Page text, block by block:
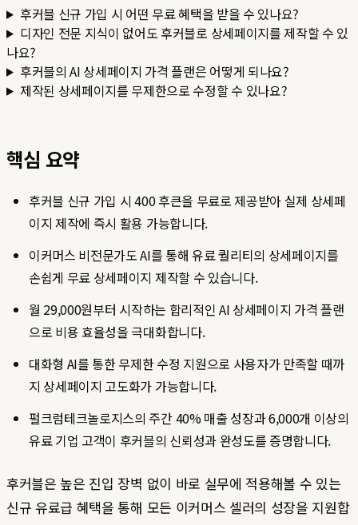
후커블 신규 가입 시 어떤 무료 혜택을 받을 수 있나요?
디자인 전문 지식이 없어도 후커블로 상세페이지를 제작할 수 있
나요?
후커블의 AI 상세페이지 가격 플랜은 어떻게 되나요?
제작된 상세페이지를 무제한으로 수정할 수 있나요?
핵심 요약
후커블 신규 가입 시 400 후큰을 무료로 제공받아 실제 상세페
이지 제작에 즉시 활용 가능합니다.
이커머스 비전문가도 AI를 통해 유료 퀄리티의 상세페이지를
손쉽게 무료 상세페이지 제작할 수 있습니다.
월 29,000원부터 시작하는 합리적인 AI 상세페이지 가격 플랜
으로 비용 효율성을 극대화합니다.
대화형 AI를 통한 무제한 수정 지원으로 사용자가 만족할 때까
지 상세페이지 고도화가 가능합니다.
펄크럼테크놀로지스의 주간 40% 매출 성장과 6,000개 이상의
유료 기업 고객이 후커블의 신뢰성과 완성도를 증명합니다.
후커블은 높은 진입 장벽 없이 바로 실무에 적용해볼 수 있는
신규 유료급 혜택을 통해 모든 이커머스 셀러의 성장을 지원합